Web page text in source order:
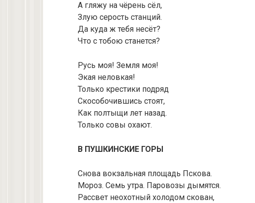
А гляжу на чёрень сёл,
Злую серость станций.
Да куда ж тебя несёт?
Что с тобою станется?
Русь моя! Земля моя!
Экая неловкая!
Только крестики подряд
Скособочившись стоят,
Как полтыщи лет назад.
Только совы охают.
В ПУШКИНСКИЕ ГОРЫ
Снова вокзальная площадь Пскова.
Мороз. Семь утра. Паровозы дымятся.
Рассвет неохотный холодом скован,